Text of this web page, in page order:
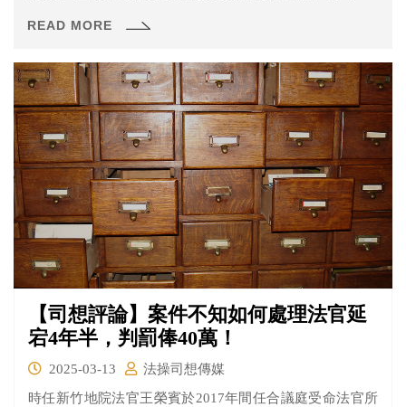
年。今2名收現金的清潔隊員1個被判免刑，另一個被則被
人刑度之所以有別，係因先收到錢的A男，返隊途中把一半
分給B男，B男事後跑到廉政署自首，因此揭發此案，獲判
免刑。2人共收現金3200元，卻掀起軒然大波，令同事始料
未及。
READ MORE
【司想評論】案件不知如何處理法官延
宕4年半，判罰俸40萬！
2025-03-13
法操司想傳媒
時任新竹地院法官王榮賓於2017年間任合議庭受命法官所